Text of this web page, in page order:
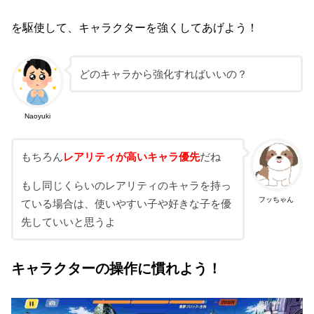
を駆使して、キャラクターを強くしてあげよう！
Naoyuki
どのキャラから強化すればいいの？
フッちゃん
もちろんレアリティが高いキャラ優先だね
もし同じくらいのレアリティのキャラを持っ
ている場合は、使いやすい子や好きな子を優
先していいと思うよ
キャラクターの操作に慣れよう！